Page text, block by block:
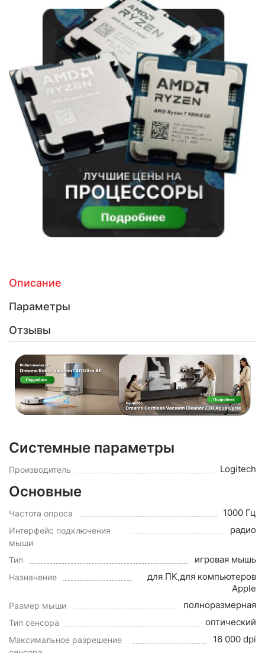
Описание
Параметры
Отзывы
Системные параметры
Производитель Logitech
Основные
Частота опроса 1000 Гц
Интерфейс подключения
мыши
радио
Тип игровая мышь
Назначение
для ПК,для компьютеров
Apple
Размер мыши полноразмерная
Тип сенсора оптический
Максимальное разрешение
16 000 dpi